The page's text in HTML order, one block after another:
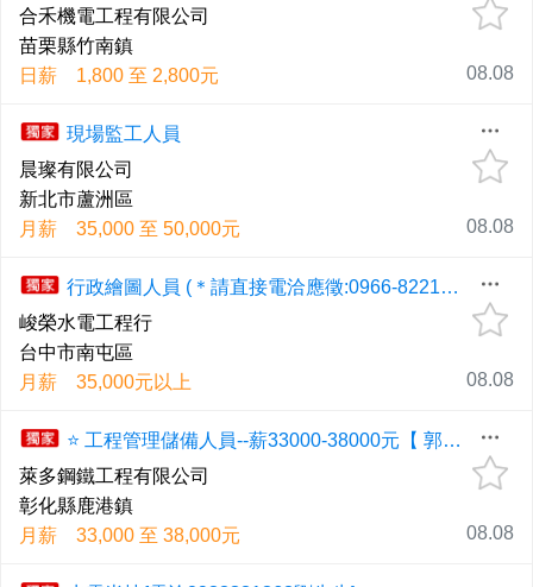
合禾機電工程有限公司
苗栗縣竹南鎮
日薪 1,800 至 2,800元
08.08
現場監工人員
晨璨有限公司
新北市蘆洲區
月薪 35,000 至 50,000元
08.08
行政繪圖人員 (＊請直接電洽應徵:0966-822139，勿留言＊)周休二日
峻榮水電工程行
台中市南屯區
月薪 35,000元以上
08.08
⭐ 工程管理儲備人員--薪33000-38000元【 郭小姐 0989-084830 , 04-26151979】⭐ (工作地點：彰濱鹿港工業區)
萊多鋼鐵工程有限公司
彰化縣鹿港鎮
月薪 33,000 至 38,000元
08.08